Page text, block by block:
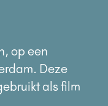
op een
Deze
als film